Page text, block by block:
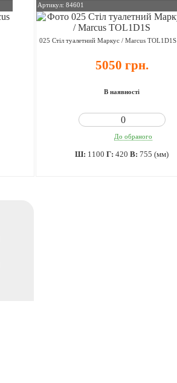
Артикул: 84601
025 Стіл туалетний Маркус / Marcus TOL1D1S
5050 грн.
В наявності
До обраного
Ш: 1100 Г:420 В:755 (мм)